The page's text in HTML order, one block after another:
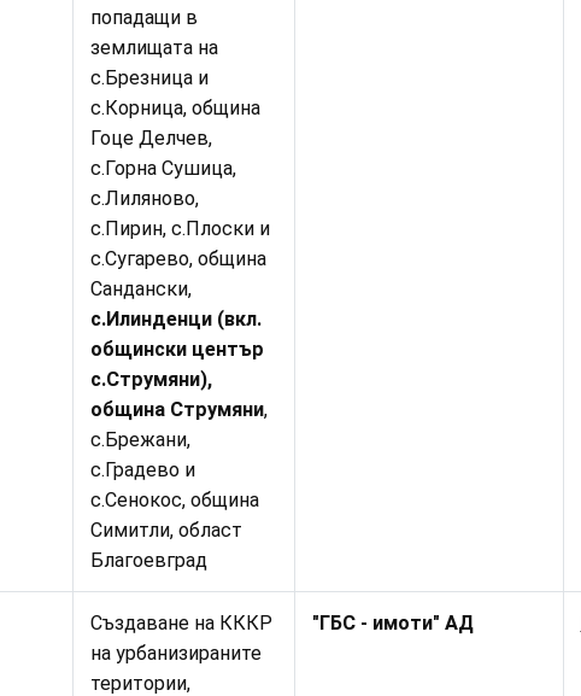
попадащи в
землищата на
с.Брезница и
с.Корница, община
Гоце Делчев,
с.Горна Сушица,
с.Лиляново,
с.Пирин, с.Плоски и
с.Сугарево, община
Сандански,
с.Илинденци (вкл.
общински център
с.Струмяни),
община Струмяни,
с.Брежани,
с.Градево и
с.Сенокос, община
Симитли, област
Благоевград
Създаване на КККР
на урбанизираните
територии,
"ГБС - имоти" АД